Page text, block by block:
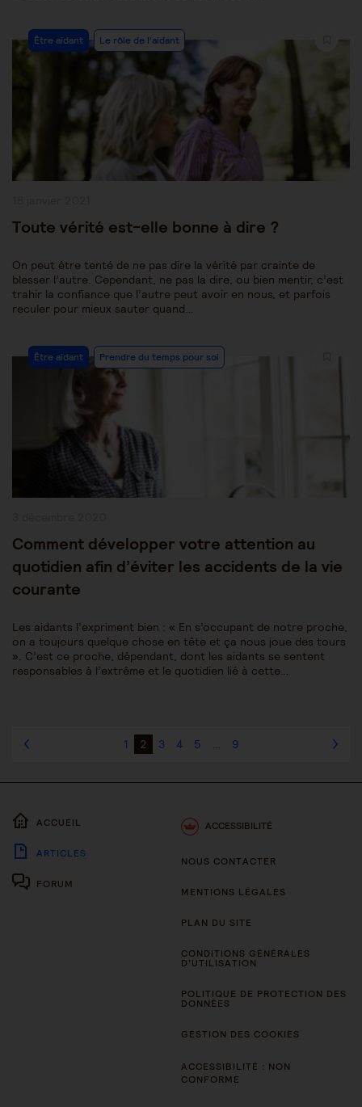
Post
Category:
Être aidant Le rôle de l'aidant
Toute vérité est-elle bonne à dire ?
On peut être tenté de ne pas dire la vérité par crainte de
blesser l’autre. Cependant, ne pas la dire, ou bien mentir, c’est
trahir la confiance que l’autre peut avoir en nous, et parfois
reculer pour mieux sauter quand…
Post
Category:
Être aidant Prendre du temps pour soi
Comment développer votre attention au
quotidien afin d’éviter les accidents de la vie
courante
Les aidants l’expriment bien : « En s’occupant de notre proche,
on a toujours quelque chose en tête et ça nous joue des tours
». C’est ce proche, dépendant, dont les aidants se sentent
responsables à l’extrême et le quotidien lié à cette…
1 2 3 4 5 9
ACCUEIL
ARTICLES
FORUM
ACCESSIBILITÉ
NOUS CONTACTER
MENTIONS LÉGALES
PLAN DU SITE
CONDITIONS GÉNÉRALES
D’UTILISATION
POLITIQUE DE PROTECTION DES
DONNÉES
GESTION DES COOKIES
ACCESSIBILITÉ : NON
CONFORME